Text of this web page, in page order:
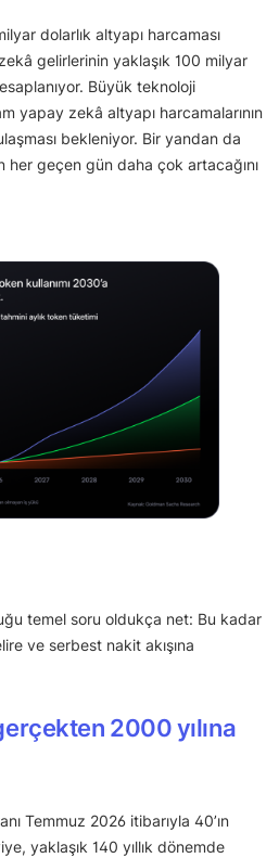
dolarlık altyapı harcaması
gelirlerinin yaklaşık 100 milyar
Büyük teknoloji
yapay zekâ altyapı harcamalarının
bekleniyor. Bir yandan da
her geçen gün daha çok artacağını
temel soru oldukça net: Bu kadar
ve serbest nakit akışına
2000 yılına
Temmuz 2026 itibarıyla 40’ın
yaklaşık 140 yıllık dönemde